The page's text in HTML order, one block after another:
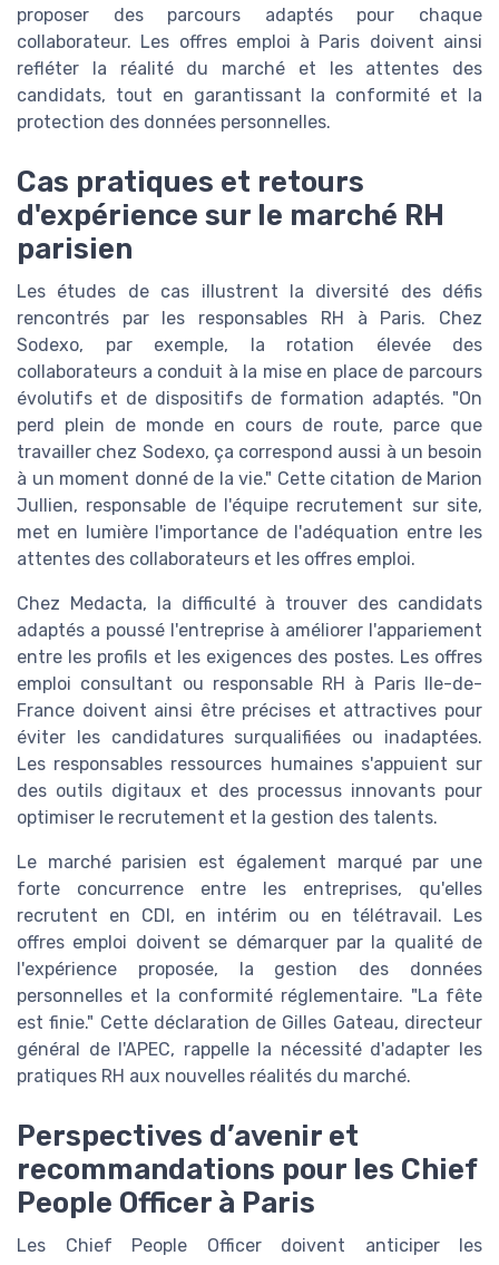
proposer des parcours adaptés pour chaque
collaborateur. Les offres emploi à Paris doivent ainsi
refléter la réalité du marché et les attentes des
candidats, tout en garantissant la conformité et la
protection des données personnelles.
Cas pratiques et retours
d'expérience sur le marché RH
parisien
Les études de cas illustrent la diversité des défis
rencontrés par les responsables RH à Paris. Chez
Sodexo, par exemple, la rotation élevée des
collaborateurs a conduit à la mise en place de parcours
évolutifs et de dispositifs de formation adaptés. "On
perd plein de monde en cours de route, parce que
travailler chez Sodexo, ça correspond aussi à un besoin
à un moment donné de la vie." Cette citation de Marion
Jullien, responsable de l'équipe recrutement sur site,
met en lumière l'importance de l'adéquation entre les
attentes des collaborateurs et les offres emploi.
Chez Medacta, la difficulté à trouver des candidats
adaptés a poussé l'entreprise à améliorer l'appariement
entre les profils et les exigences des postes. Les offres
emploi consultant ou responsable RH à Paris Ile-de-
France doivent ainsi être précises et attractives pour
éviter les candidatures surqualifiées ou inadaptées.
Les responsables ressources humaines s'appuient sur
des outils digitaux et des processus innovants pour
optimiser le recrutement et la gestion des talents.
Le marché parisien est également marqué par une
forte concurrence entre les entreprises, qu'elles
recrutent en CDI, en intérim ou en télétravail. Les
offres emploi doivent se démarquer par la qualité de
l'expérience proposée, la gestion des données
personnelles et la conformité réglementaire. "La fête
est finie." Cette déclaration de Gilles Gateau, directeur
général de l'APEC, rappelle la nécessité d'adapter les
pratiques RH aux nouvelles réalités du marché.
Perspectives d’avenir et
recommandations pour les Chief
People Officer à Paris
Les Chief People Officer doivent anticiper les